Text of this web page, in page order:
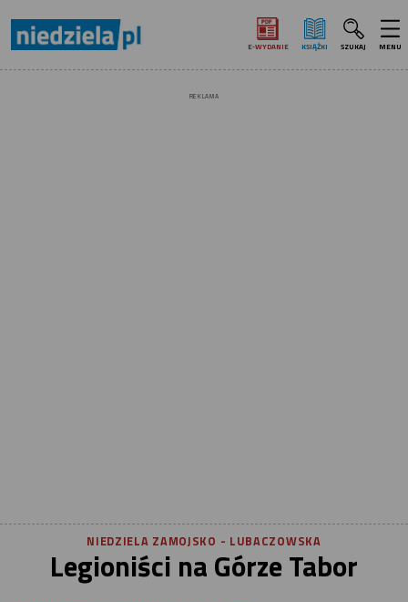
E‑WYDANIE KSIĄŻKI SZUKAJ MENU
REKLAMA
NIEDZIELA ZAMOJSKO - LUBACZOWSKA
Legioniści na Górze Tabor